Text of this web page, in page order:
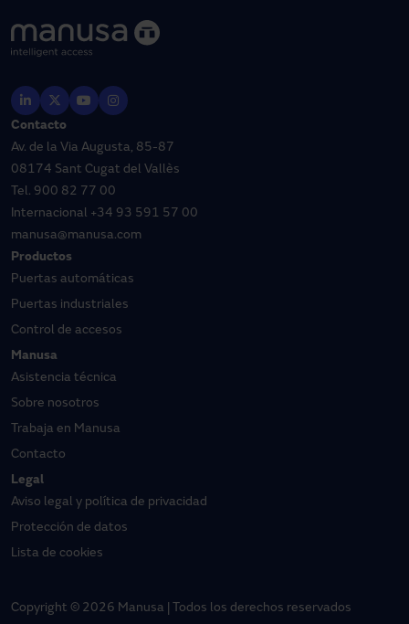
Contacto
Av. de la Via Augusta, 85-87
08174 Sant Cugat del Vallès
Tel. 900 82 77 00
Internacional +34 93 591 57 00
manusa@manusa.com
Productos
Puertas automáticas
Puertas industriales
Control de accesos
Manusa
Asistencia técnica
Sobre nosotros
Trabaja en Manusa
Contacto
Legal
Aviso legal y política de privacidad
Protección de datos
Lista de cookies
Copyright © 2026 Manusa | Todos los derechos reservados